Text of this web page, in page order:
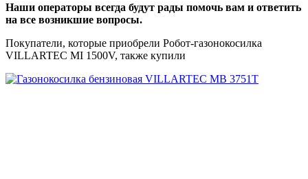
Наши операторы всегда будут рады помочь вам и ответить
на все возникшие вопросы.
Покупатели, которые приобрели Робот-газонокосилка
VILLARTEC MI 1500V, также купили